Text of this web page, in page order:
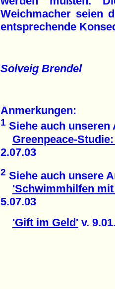
Weichmacher seien
entsprechende
Solveig Brendel
Anmerkungen:
1 Siehe auch unseren
Greenpeace-
2.07.03
2 Siehe auch unsere
'Schwimmhilfen
5.07.03
'Gift im Geld' v.